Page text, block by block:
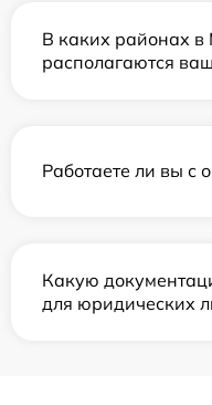
В каких районах в
располагаются
Работаете ли вы с
Какую
для юридических